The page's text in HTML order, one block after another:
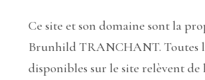
Ce site et son domaine sont la
Brunhild TRANCHANT. Toutes
disponibles sur le site relèvent